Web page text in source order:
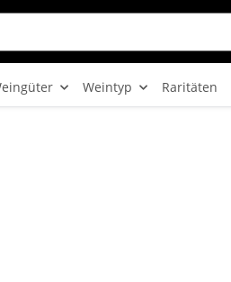
Weintyp Raritäten